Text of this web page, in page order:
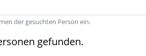
der gesuchten Person ein.
gefunden.